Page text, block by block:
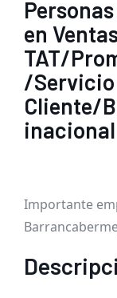
en
TAT/
/
Cliente/
Importante